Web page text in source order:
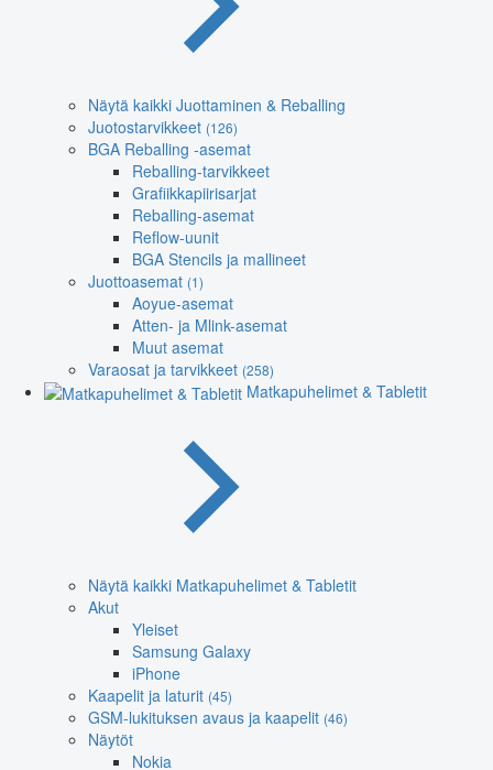
Näytä kaikki Juottaminen & Reballing
Juotostarvikkeet (126)
BGA Reballing -asemat
Reballing-tarvikkeet
Grafiikkapiirisarjat
Reballing-asemat
Reflow-uunit
BGA Stencils ja mallineet
Juottoasemat (1)
Aoyue-asemat
Atten- ja Mlink-asemat
Muut asemat
Varaosat ja tarvikkeet (258)
Matkapuhelimet & Tabletit
Näytä kaikki Matkapuhelimet & Tabletit
Akut
Yleiset
Samsung Galaxy
iPhone
Kaapelit ja laturit (45)
GSM-lukituksen avaus ja kaapelit (46)
Näytöt
Nokia